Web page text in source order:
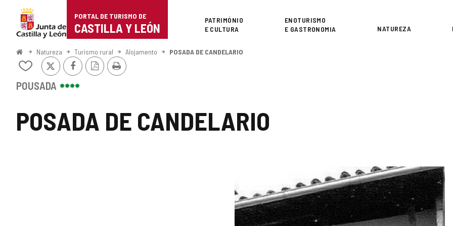
Portal
de
Turismo
Castilla
León
PORTAL DE TURISMO DE
CASTILLA Y LEÓN
Superior
PATRIMÓNIO
E CULTURA
ENOTURISMO
E GASTRONOMIA
NATUREZA
ComeçoNatureza Turismo rural Alojamento POSADA DE CANDELARIO
POSADA DE CANDELARIO
Adicionar
remover
cadernos
x FacebookVersão
PDF
Imprimir
POUSADA